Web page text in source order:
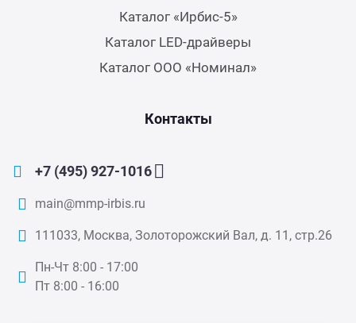
Каталог «Ирбис-5»
Каталог LED-драйверы
Каталог ООО «Номинал»
Контакты
+7 (495) 927-1016
main@mmp-irbis.ru
111033, Москва, Золоторожский Вал, д. 11, стр.26
Пн-Чт 8:00 - 17:00
Пт 8:00 - 16:00